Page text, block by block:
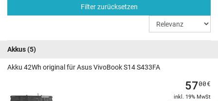
Filter zurücksetzen
Akkus(5)
Akku 42Wh original für Asus VivoBook S14 S433FA
5700€
inkl. 19% MwSt